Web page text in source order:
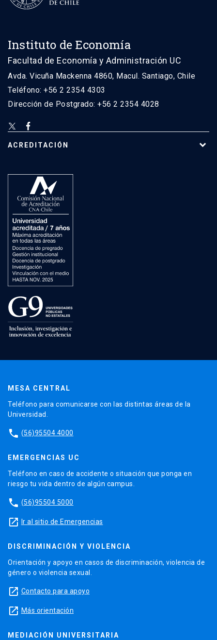
Instituto de Economía
Facultad de Economía y Administración UC
Avda. Vicuña Mackenna 4860, Macul. Santiago, Chile
Teléfono: +56 2 2354 4303
Dirección de Postgrado: +56 2 2354 4028
ACREDITACIÓN
MESA CENTRAL
Teléfono para comunicarse con las distintas áreas de la
Universidad.
phone (56)95504 4000
EMERGENCIAS UC
Teléfono en caso de accidente o situación que ponga en
riesgo tu vida dentro de algún campus.
phone (56)95504 5000
launch Ir al sitio de Emergencias
DISCRIMINACIÓN Y VIOLENCIA
Orientación y apoyo en casos de discriminación, violencia de
género o violencia sexual.
launch Contacto para apoyo
launch Más orientación
MEDIACIÓN UNIVERSITARIA